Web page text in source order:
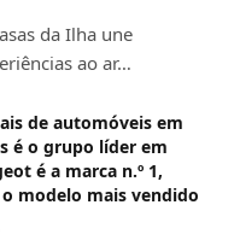
da Ilha une
ao ar…
de automóveis em
é o grupo líder em
é a marca n.º 1,
o modelo mais vendido